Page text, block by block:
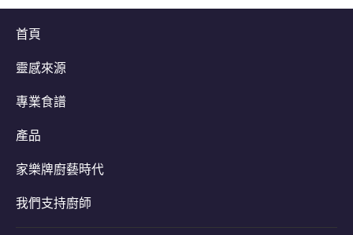
首頁
靈感來源
專業食譜
產品
家樂牌廚藝時代
我們支持廚師